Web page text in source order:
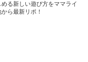
る新しい遊び方をママライ
ら最新リポ！